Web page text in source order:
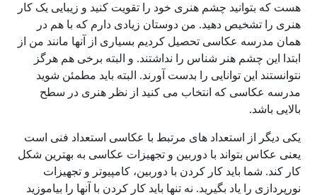
هست که بتوانید چشم هنری خود را تقویت کنید و زیبایی یک کار
هنری را تشخیص دهید. من دوستان زیادی دارم که با هم در
همان مدرسه عکاسی تحصیل کردیم بسیاری از آنها مانند من از
ابتدا این چشم هنر شناس را نداشتند. و البته برخی هم هرگز
نتوانستند این توانایی را بدست آورند. البته باید مطمئن شوید
مدرسه عکاسی که انتخاب می کنید از نظر هنری در سطح
بالایی باشد.
یکی دیگر از استعداد های مرتبط با عکاسی استعداد فنی است
یعنی عکاس بتواند با دوربین و تجهیزات عکاسی به بهترین شکل
کار کند. شما باید کار کردن با دوربین، کامپیوتر و تجهیزات
نورپردازی را یاد بگیرید. نه تنها باید کار کردن با آنها را بیاموزید